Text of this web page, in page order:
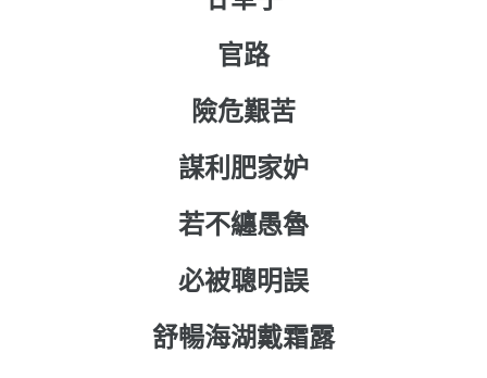
官路
險危艱苦
謀利肥家妒
若不纏愚魯
必被聰明誤
舒暢海湖戴霜露